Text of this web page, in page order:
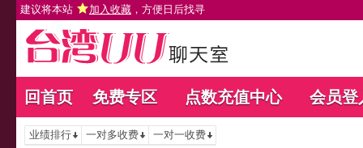
建议将本站 加入收藏 ，方便日后找寻
回首页 免费专区 点数充值中心 会员登
业绩排行 一对多收费 一对一收费